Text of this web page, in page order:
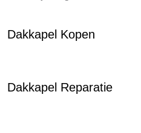
Dakkapel Kopen
Dakkapel Reparatie